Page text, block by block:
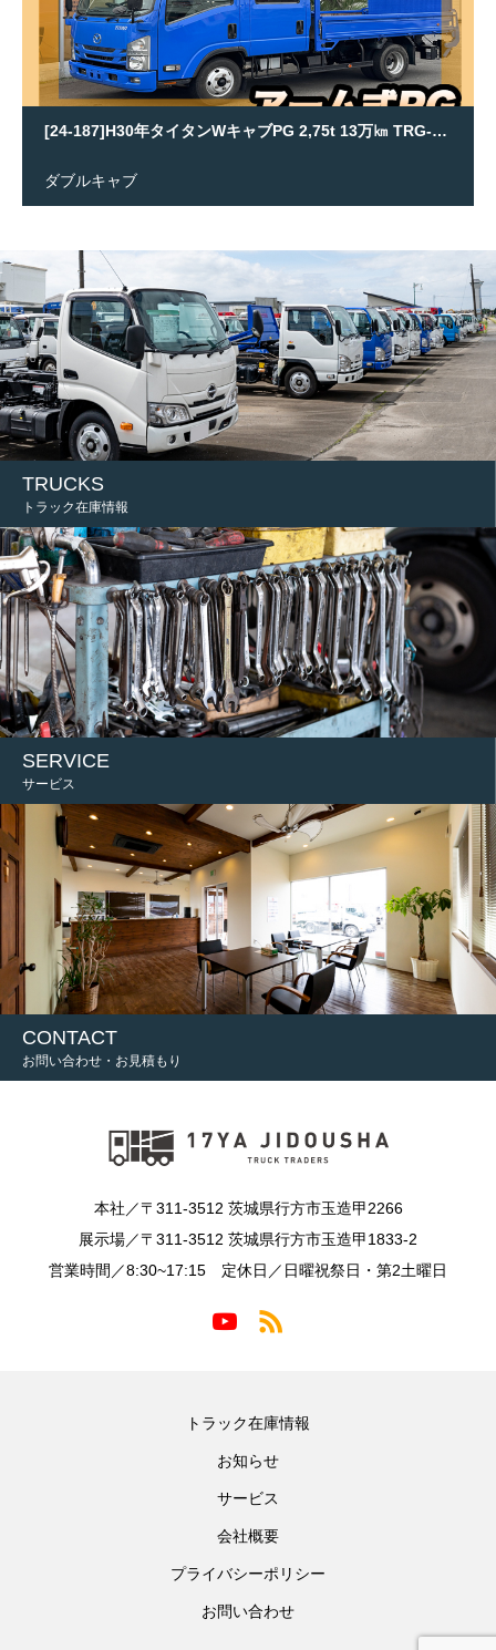
[24-187]H30年タイタンWキャブPG 2,75t 13万㎞ TRG-LPR85AR
ダブルキャブ
TRUCKS
トラック在庫情報
SERVICE
サービス
CONTACT
お問い合わせ・お見積もり
本社／〒311-3512 茨城県行方市玉造甲2266
展示場／〒311-3512 茨城県行方市玉造甲1833-2
営業時間／8:30~17:15 定休日／日曜祝祭日・第2土曜日
トラック在庫情報
お知らせ
サービス
会社概要
プライバシーポリシー
お問い合わせ